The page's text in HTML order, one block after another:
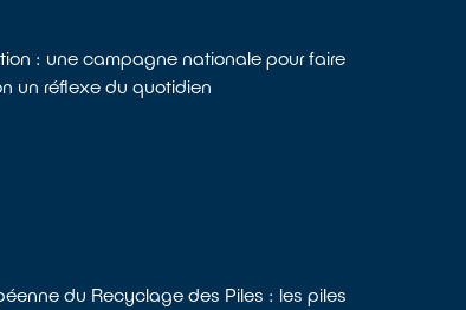
: une campagne nationale pour faire
un réflexe du quotidien
du Recyclage des Piles : les piles